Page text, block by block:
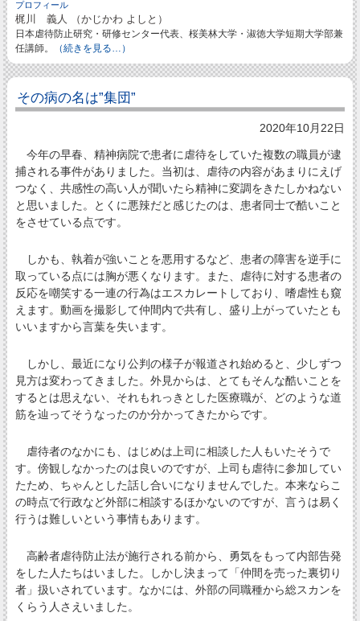
プロフィール
梶川 義人 （かじかわ よしと）
日本虐待防止研究・研修センター代表、桜美林大学・淑徳大学短期大学部兼
任講師。
（続きを見る…）
その病の名は”集団”
2020年10月22日
今年の早春、精神病院で患者に虐待をしていた複数の職員が逮
捕される事件がありました。当初は、虐待の内容があまりにえげ
つなく、共感性の高い人が聞いたら精神に変調をきたしかねない
と思いました。とくに悪辣だと感じたのは、患者同士で酷いこと
をさせている点です。
しかも、執着が強いことを悪用するなど、患者の障害を逆手に
取っている点には胸が悪くなります。また、虐待に対する患者の
反応を嘲笑する一連の行為はエスカレートしており、嗜虐性も窺
えます。動画を撮影して仲間内で共有し、盛り上がっていたとも
いいますから言葉を失います。
しかし、最近になり公判の様子が報道され始めると、少しずつ
見方は変わってきました。外見からは、とてもそんな酷いことを
するとは思えない、それもれっきとした医療職が、どのような道
筋を辿ってそうなったのか分かってきたからです。
虐待者のなかにも、はじめは上司に相談した人もいたそうで
す。傍観しなかったのは良いのですが、上司も虐待に参加してい
たため、ちゃんとした話し合いになりませんでした。本来ならこ
の時点で行政など外部に相談するほかないのですが、言うは易く
行うは難しいという事情もあります。
高齢者虐待防止法が施行される前から、勇気をもって内部告発
をした人たちはいました。しかし決まって「仲間を売った裏切り
者」扱いされています。なかには、外部の同職種から総スカンを
くらう人さえいました。